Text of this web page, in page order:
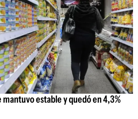
estable y quedó en 4,3%